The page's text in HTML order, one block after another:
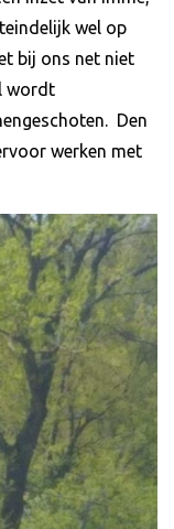
wel op
bij ons net niet
wordt
Den
werken met